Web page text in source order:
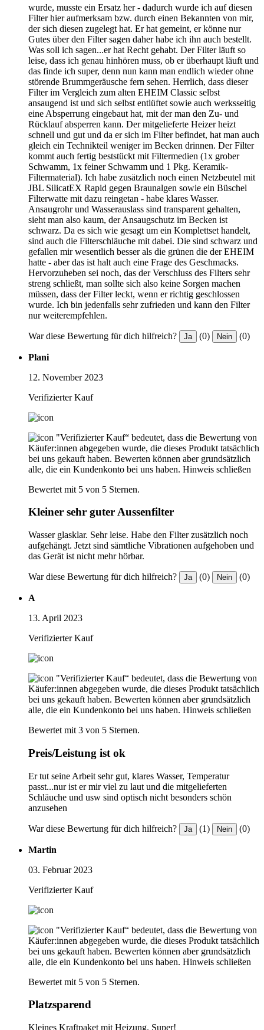
wurde, musste ein Ersatz her - dadurch wurde ich auf diesen
Filter hier aufmerksam bzw. durch einen Bekannten von mir,
der sich diesen zugelegt hat. Er hat gemeint, er könne nur
Gutes über den Filter sagen daher habe ich ihn auch bestellt.
Was soll ich sagen...er hat Recht gehabt. Der Filter läuft so
leise, dass ich genau hinhören muss, ob er überhaupt läuft und
das finde ich super, denn nun kann man endlich wieder ohne
störende Brummgeräusche fern sehen. Herrlich, dass dieser
Filter im Vergleich zum alten EHEIM Classic selbst
ansaugend ist und sich selbst entlüftet sowie auch werksseitig
eine Absperrung eingebaut hat, mit der man den Zu- und
Rücklauf absperren kann. Der mitgelieferte Heizer heizt
schnell und gut und da er sich im Filter befindet, hat man auch
gleich ein Technikteil weniger im Becken drinnen. Der Filter
kommt auch fertig beststückt mit Filtermedien (1x grober
Schwamm, 1x feiner Schwamm und 1 Pkg. Keramik-
Filtermaterial). Ich habe zusätzlich noch einen Netzbeutel mit
JBL SilicatEX Rapid gegen Braunalgen sowie ein Büschel
Filterwatte mit dazu reingetan - habe klares Wasser.
Ansaugrohr und Wasserauslass sind transparent gehalten,
sieht man also kaum, der Ansaugschutz im Becken ist
schwarz. Da es sich wie gesagt um ein Komplettset handelt,
sind auch die Filterschläuche mit dabei. Die sind schwarz und
gefallen mir wesentlich besser als die grünen die der EHEIM
hatte - aber das ist halt auch eine Frage des Geschmacks.
Hervorzuheben sei noch, das der Verschluss des Filters sehr
streng schließt, man sollte sich also keine Sorgen machen
müssen, dass der Filter leckt, wenn er richtig geschlossen
wurde. Ich bin jedenfalls sehr zufrieden und kann den Filter
nur weiterempfehlen.
War diese Bewertung für dich hilfreich? Ja (0) Nein (0)
Plani
12. November 2023
Verifizierter Kauf
"Verifizierter Kauf“ bedeutet, dass die Bewertung von
Käufer:innen abgegeben wurde, die dieses Produkt tatsächlich
bei uns gekauft haben. Bewerten können aber grundsätzlich
alle, die ein Kundenkonto bei uns haben. Hinweis schließen
Bewertet mit 5 von 5 Sternen.
Kleiner sehr guter Aussenfilter
Wasser glasklar. Sehr leise. Habe den Filter zusätzlich noch
aufgehängt. Jetzt sind sämtliche Vibrationen aufgehoben und
das Gerät ist nicht mehr hörbar.
War diese Bewertung für dich hilfreich? Ja (0) Nein (0)
A
13. April 2023
Verifizierter Kauf
"Verifizierter Kauf“ bedeutet, dass die Bewertung von
Käufer:innen abgegeben wurde, die dieses Produkt tatsächlich
bei uns gekauft haben. Bewerten können aber grundsätzlich
alle, die ein Kundenkonto bei uns haben. Hinweis schließen
Bewertet mit 3 von 5 Sternen.
Preis/Leistung ist ok
Er tut seine Arbeit sehr gut, klares Wasser, Temperatur
passt...nur ist er mir viel zu laut und die mitgelieferten
Schläuche und usw sind optisch nicht besonders schön
anzusehen
War diese Bewertung für dich hilfreich? Ja (1) Nein (0)
Martin
03. Februar 2023
Verifizierter Kauf
"Verifizierter Kauf“ bedeutet, dass die Bewertung von
Käufer:innen abgegeben wurde, die dieses Produkt tatsächlich
bei uns gekauft haben. Bewerten können aber grundsätzlich
alle, die ein Kundenkonto bei uns haben. Hinweis schließen
Bewertet mit 5 von 5 Sternen.
Platzsparend
Kleines Kraftpaket mit Heizung. Super!